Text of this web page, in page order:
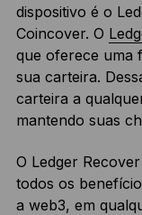
dispositivo é o
Coincover. O
que oferece uma
sua carteira.
carteira a
mantendo suas
O Ledger
todos os
a web3, em